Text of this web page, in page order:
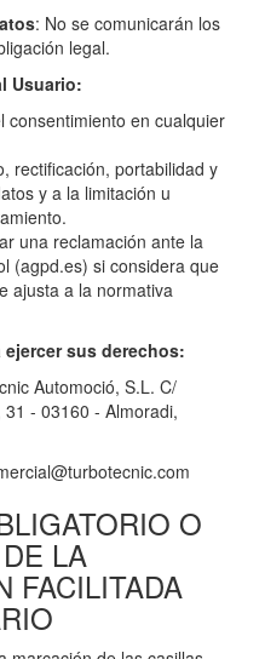
: No se comunicarán los
legal.
Usuario:
consentimiento en cualquier
rectificación, portabilidad y
y a la limitación u
una reclamación ante la
(agpd.es) si considera que
ajusta a la normativa
sus derechos:
Automoció, S.L. C/
- 03160 - Almoradi,
O
LA
FACILITADA